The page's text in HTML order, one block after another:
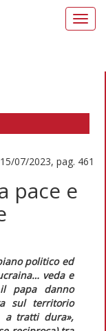
07/2023, pag. 461
pace e
politico ed
veda e
papa danno
sul territorio
a tratti dura»,